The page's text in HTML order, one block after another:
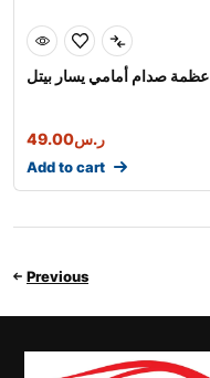
عظمة صدام أمامي يسار بيتل
ر.س49.00
Add to cart
Previous